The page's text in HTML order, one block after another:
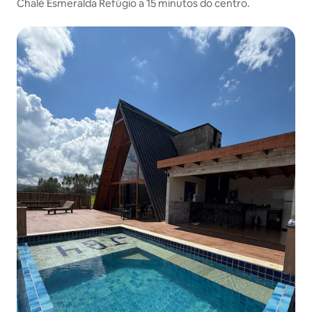
Chalé Esmeralda Refúgio a 15 minutos do centro.